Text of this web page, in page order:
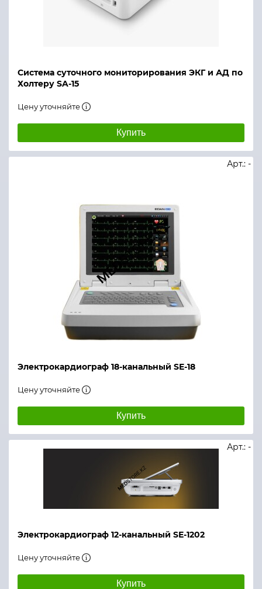
Система суточного мониторирования ЭКГ и АД по
Холтеру SA-15
Цену уточняйте
Купить
Электрокардиограф 18-канальный SE-18
Арт.: -
Цену уточняйте
Купить
Электрокардиограф 12-канальный SE-1202
Арт.: -
Цену уточняйте
Купить